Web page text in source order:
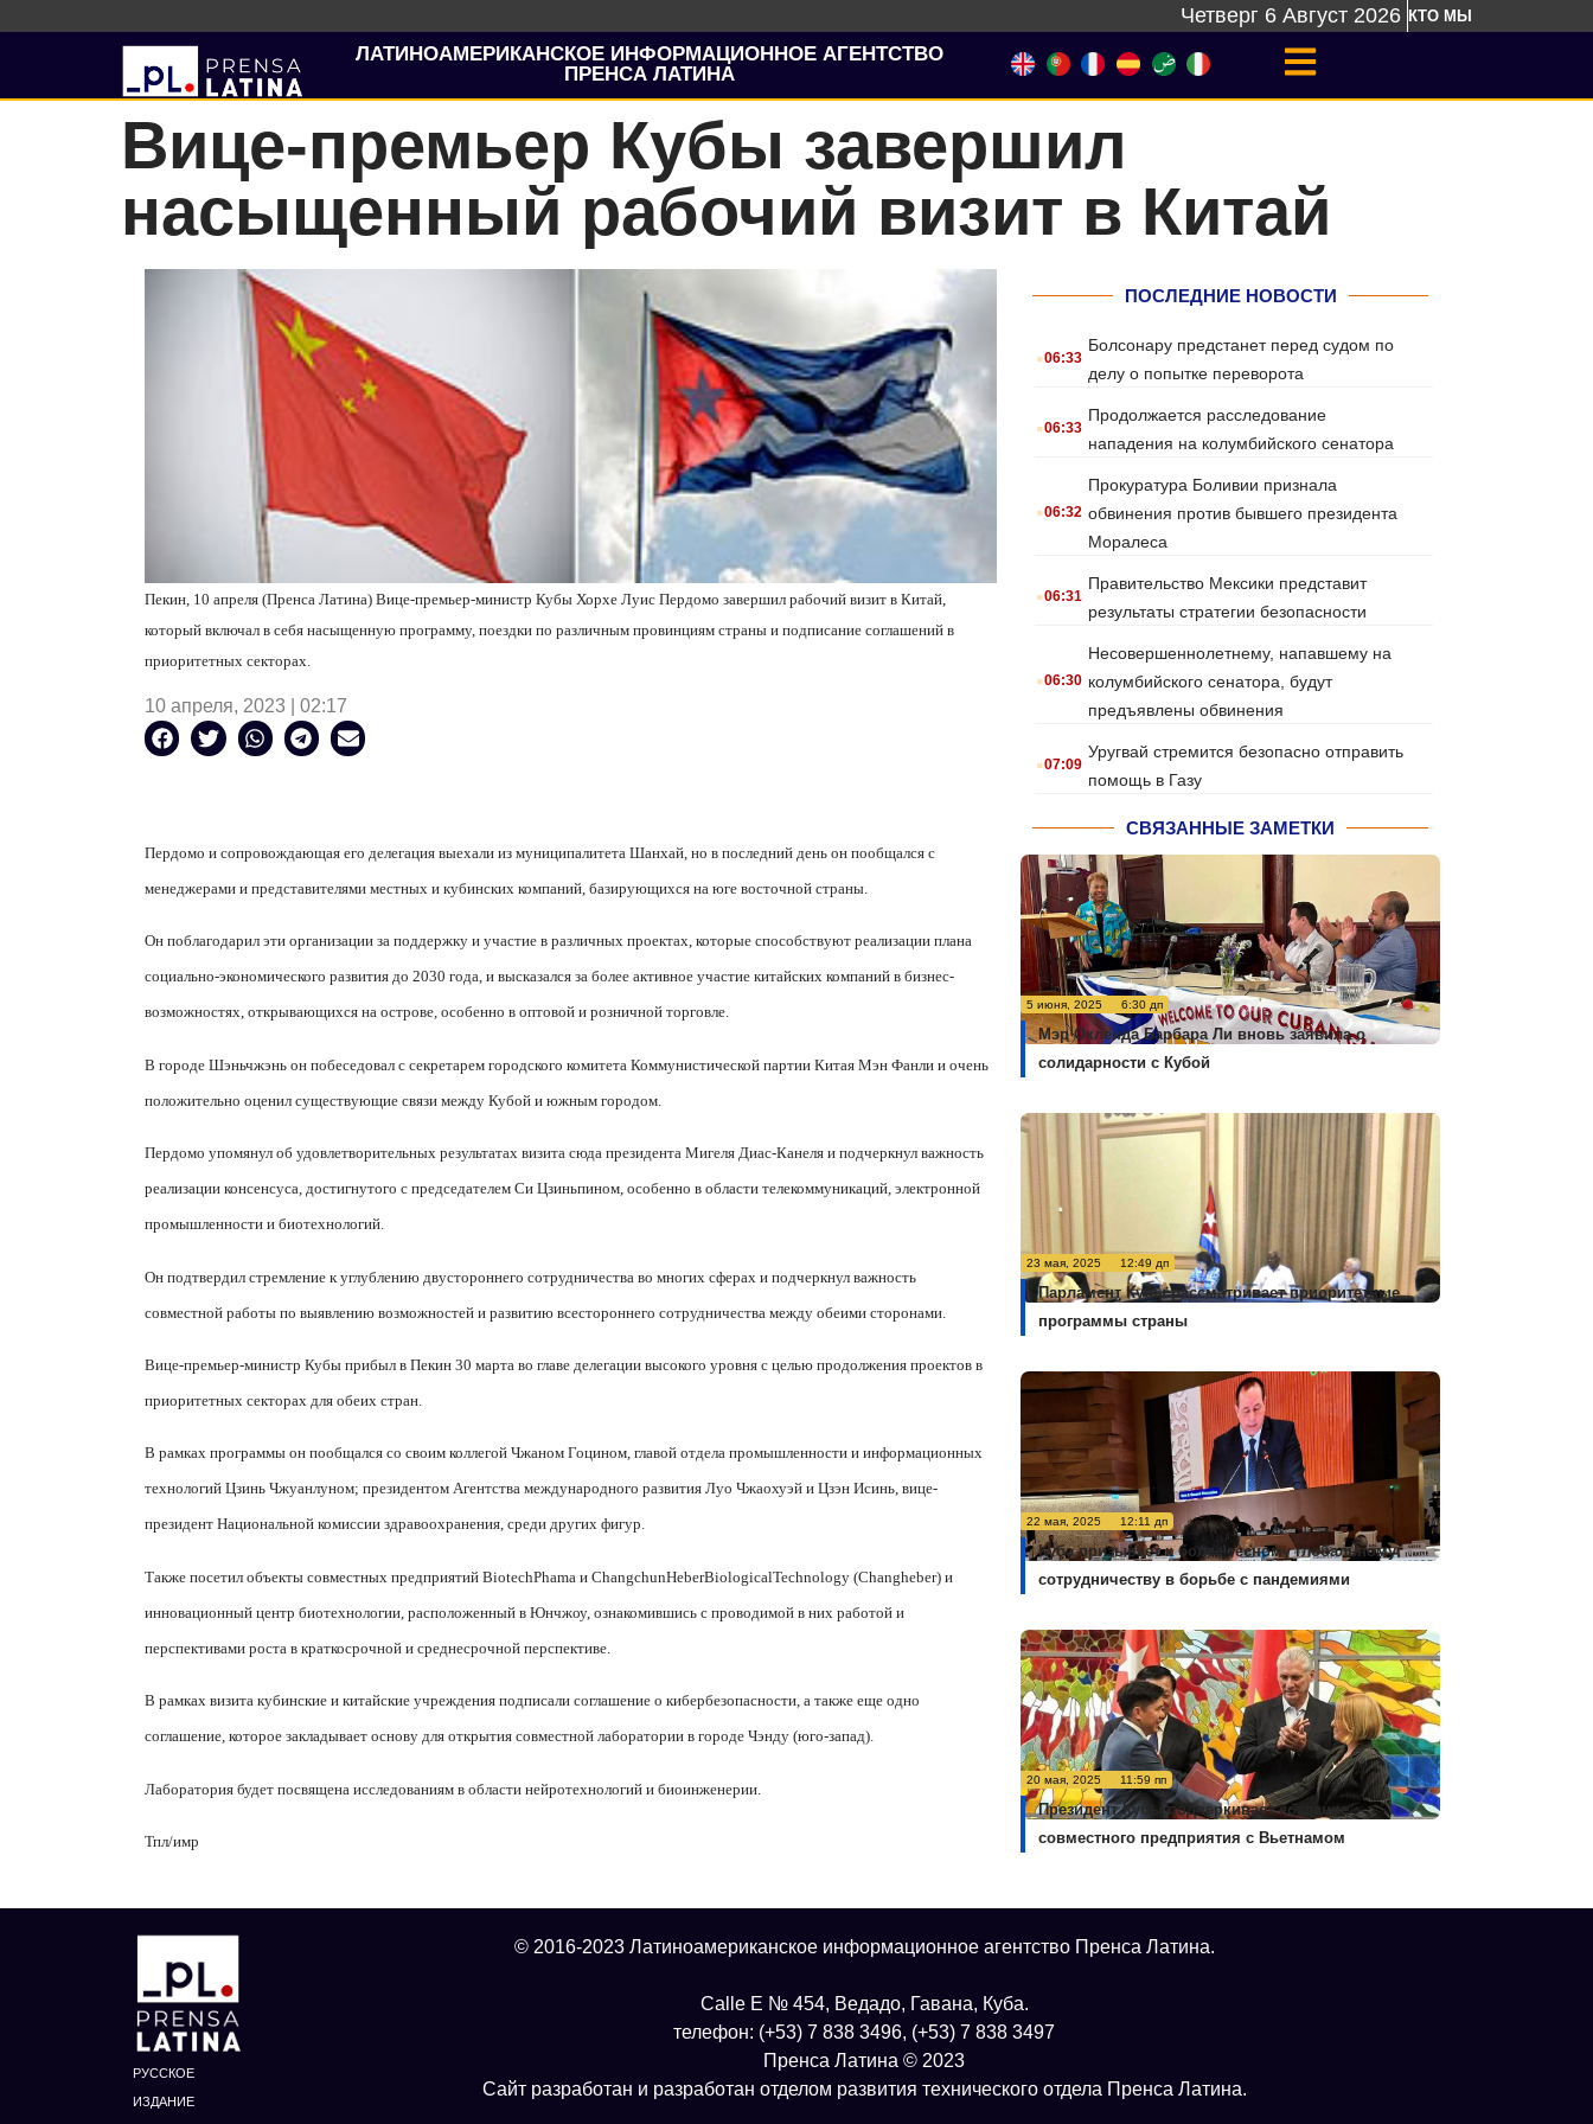
Четверг 6 Август 2026 КТО МЫ
ЛАТИНОАМЕРИКАНСКОЕ ИНФОРМАЦИОННОЕ АГЕНТСТВО
ПРЕНСА ЛАТИНА
Вице-премьер Кубы завершил
насыщенный рабочий визит в Китай
Пекин, 10 апреля (Пренса Латина) Вице-премьер-министр Кубы Хорхе Луис Пердомо завершил рабочий визит в Китай,
который включал в себя насыщенную программу, поездки по различным провинциям страны и подписание соглашений в
приоритетных секторах.
10 апреля, 2023 | 02:17
Пердомо и сопровождающая его делегация выехали из муниципалитета Шанхай, но в последний день он пообщался с
менеджерами и представителями местных и кубинских компаний, базирующихся на юге восточной страны.
Он поблагодарил эти организации за поддержку и участие в различных проектах, которые способствуют реализации плана
социально-экономического развития до 2030 года, и высказался за более активное участие китайских компаний в бизнес-
возможностях, открывающихся на острове, особенно в оптовой и розничной торговле.
В городе Шэньчжэнь он побеседовал с секретарем городского комитета Коммунистической партии Китая Мэн Фанли и очень
положительно оценил существующие связи между Кубой и южным городом.
Пердомо упомянул об удовлетворительных результатах визита сюда президента Мигеля Диас-Канеля и подчеркнул важность
реализации консенсуса, достигнутого с председателем Си Цзиньпином, особенно в области телекоммуникаций, электронной
промышленности и биотехнологий.
Он подтвердил стремление к углублению двустороннего сотрудничества во многих сферах и подчеркнул важность
совместной работы по выявлению возможностей и развитию всестороннего сотрудничества между обеими сторонами.
Вице-премьер-министр Кубы прибыл в Пекин 30 марта во главе делегации высокого уровня с целью продолжения проектов в
приоритетных секторах для обеих стран.
В рамках программы он пообщался со своим коллегой Чжаном Гоцином, главой отдела промышленности и информационных
технологий Цзинь Чжуанлуном; президентом Агентства международного развития Луо Чжаохуэй и Цзэн Исинь, вице-
президент Национальной комиссии здравоохранения, среди других фигур.
Также посетил объекты совместных предприятий BiotechPhama и ChangchunHeberBiologicalTechnology (Changheber) и
инновационный центр биотехнологии, расположенный в Юнчжоу, ознакомившись с проводимой в них работой и
перспективами роста в краткосрочной и среднесрочной перспективе.
В рамках визита кубинские и китайские учреждения подписали соглашение о кибербезопасности, а также еще одно
соглашение, которое закладывает основу для открытия совместной лаборатории в городе Чэнду (юго-запад).
Лаборатория будет посвящена исследованиям в области нейротехнологий и биоинженерии.
Тпл/имр
ПОСЛЕДНИЕ НОВОСТИ
.06:33
Болсонару предстанет перед судом по
делу о попытке переворота
.06:33
Продолжается расследование
нападения на колумбийского сенатора
.06:32
Прокуратура Боливии признала
обвинения против бывшего президента
Моралеса
.06:31
Правительство Мексики представит
результаты стратегии безопасности
.06:30
Несовершеннолетнему, напавшему на
колумбийского сенатора, будут
предъявлены обвинения
.07:09
Уругвай стремится безопасно отправить
помощь в Газу
СВЯЗАННЫЕ ЗАМЕТКИ
5 июня, 2025 6:30 дп
Мэр Окленда Барбара Ли вновь заявила о
солидарности с Кубой
23 мая, 2025 12:49 дп
Парламент Кубы рассматривает приоритетные
программы страны
22 мая, 2025 12:11 дп
Куба призывает к более тесному глобальному
сотрудничеству в борьбе с пандемиями
20 мая, 2025 11:59 пп
Президент Кубы подчеркивает создание
совместного предприятия с Вьетнамом
РУССКОЕ
ИЗДАНИЕ
© 2016-2023 Латиноамериканское информационное агентство Пренса Латина.
Calle E № 454, Ведадо, Гавана, Куба.
телефон: (+53) 7 838 3496, (+53) 7 838 3497
Пренса Латина © 2023
Сайт разработан и разработан отделом развития технического отдела Пренса Латина.